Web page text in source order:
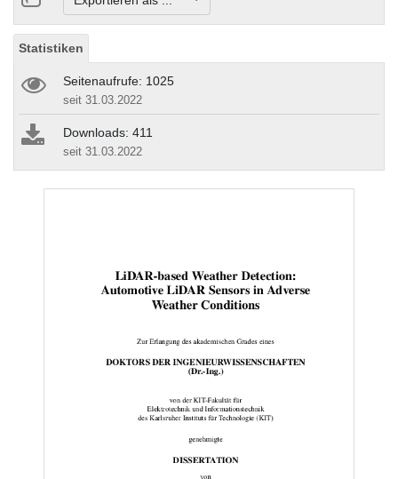
Statistiken
Seitenaufrufe: 1025
seit 31.03.2022
Downloads: 411
seit 31.03.2022